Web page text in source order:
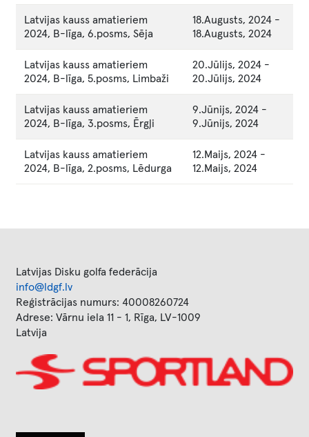
Latvijas kauss amatieriem
2024, B-līga, 6.posms, Sēja
18.Augusts, 2024 -
18.Augusts, 2024
Latvijas kauss amatieriem
2024, B-līga, 5.posms, Limbaži
20.Jūlijs, 2024 -
20.Jūlijs, 2024
Latvijas kauss amatieriem
2024, B-līga, 3.posms, Ērgļi
9.Jūnijs, 2024 -
9.Jūnijs, 2024
Latvijas kauss amatieriem
2024, B-līga, 2.posms, Lēdurga
12.Maijs, 2024 -
12.Maijs, 2024
Latvijas Disku golfa federācija
info@ldgf.lv
Reģistrācijas numurs: 40008260724
Adrese: Vārnu iela 11 - 1, Rīga, LV-1009
Latvija
Image